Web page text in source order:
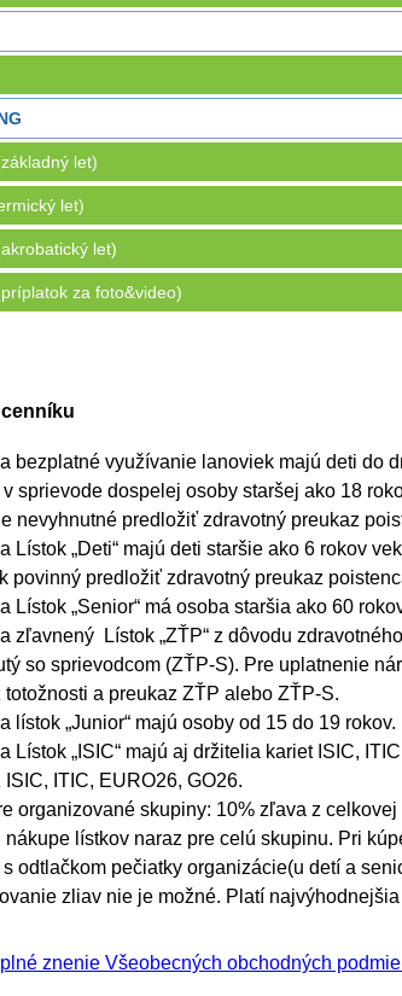
let)
let)
let)
za foto&video)
cenníku
bezplatné využívanie lanoviek majú deti do
sprievode dospelej osoby staršej ako 18
nevyhnutné predložiť zdravotný preukaz
Lístok „Deti“ majú deti staršie ako 6 rokov
povinný predložiť zdravotný preukaz
Lístok „Senior“ má osoba staršia ako 60
zľavnený Lístok „ZŤP“ z dôvodu
so sprievodcom (ZŤP-S). Pre uplatnenie
totožnosti a preukaz ZŤP alebo ZŤP-S.
lístok „Junior“ majú osoby od 15 do 19
Lístok „ISIC“ majú aj držitelia kariet ISIC,
ISIC, ITIC, EURO26, GO26.
organizované skupiny: 10% zľava z
nákupe lístkov naraz pre celú skupinu. Pri
odtlačkom pečiatky organizácie(u detí a
zliav nie je možné. Platí
znenie Všeobecných obchodných